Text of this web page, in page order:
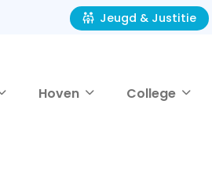
Jeugd & Justitie
Hoven College